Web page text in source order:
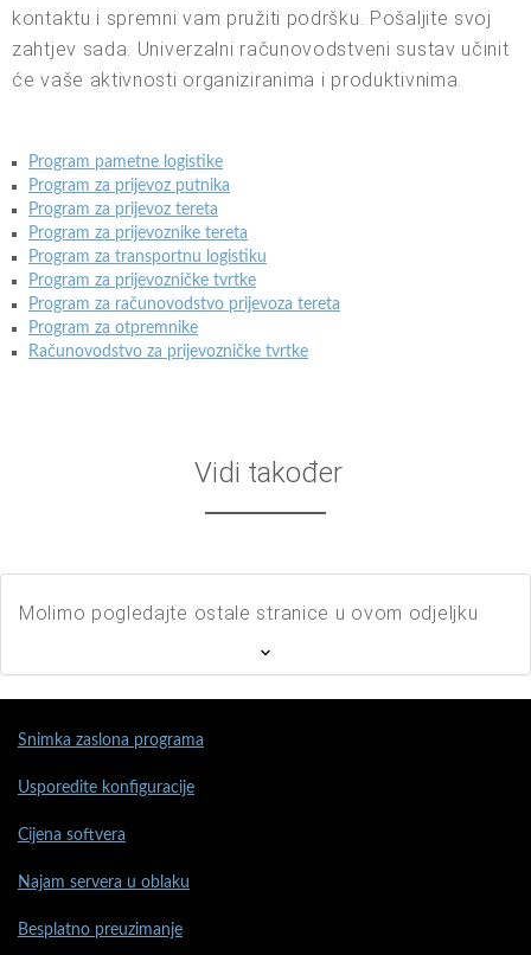
kontaktu i spremni vam pružiti podršku. Pošaljite svoj
zahtjev sada. Univerzalni računovodstveni sustav učinit
će vaše aktivnosti organiziranima i produktivnima.
Program pametne logistike
Program za prijevoz putnika
Program za prijevoz tereta
Program za prijevoznike tereta
Program za transportnu logistiku
Program za prijevozničke tvrtke
Program za računovodstvo prijevoza tereta
Program za otpremnike
Računovodstvo za prijevozničke tvrtke
Vidi također
Molimo pogledajte ostale stranice u ovom odjeljku
Snimka zaslona programa
Usporedite konfiguracije
Cijena softvera
Najam servera u oblaku
Besplatno preuzimanje